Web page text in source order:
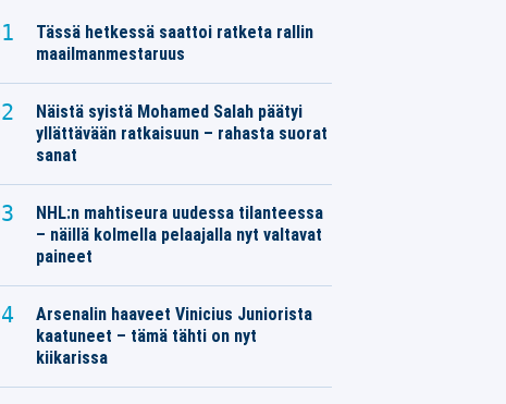
Tässä hetkessä saattoi ratketa rallin
maailmanmestaruus
Näistä syistä Mohamed Salah päätyi
yllättävään ratkaisuun – rahasta suorat
sanat
NHL:n mahtiseura uudessa tilanteessa
– näillä kolmella pelaajalla nyt valtavat
paineet
Arsenalin haaveet Vinicius Juniorista
kaatuneet – tämä tähti on nyt
kiikarissa